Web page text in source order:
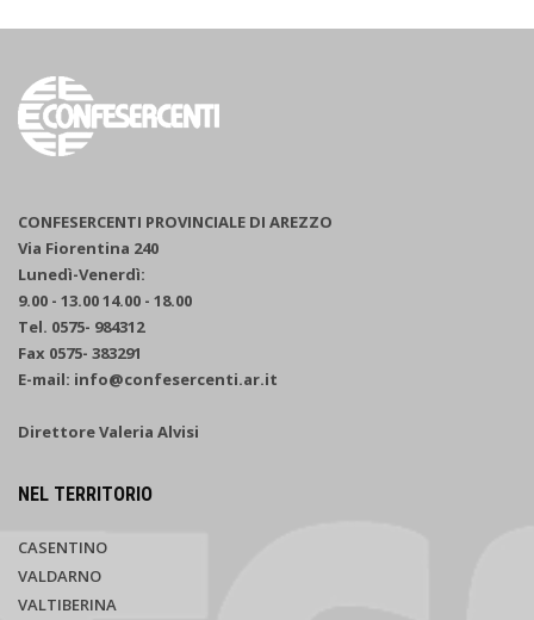
CONFESERCENTI PROVINCIALE DI AREZZO
Via Fiorentina 240
Lunedì-Venerdì:
9.00 - 13.00 14.00 - 18.00
Tel. 0575- 984312
Fax 0575- 383291
E-mail: info@confesercenti.ar.it
Direttore Valeria Alvisi
NEL TERRITORIO
CASENTINO
VALDARNO
VALTIBERINA